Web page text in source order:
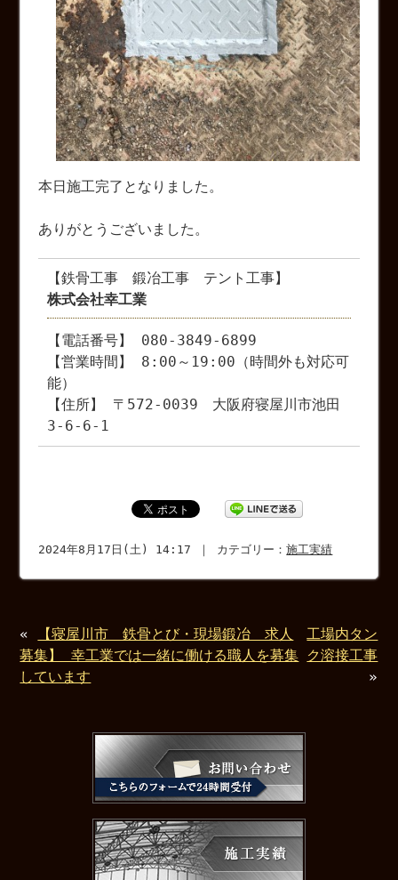
本日施工完了となりました。
ありがとうございました。
【鉄骨工事 鍛冶工事 テント工事】
株式会社幸工業
【電話番号】 080-3849-6899
【営業時間】 8:00～19:00（時間外も対応可
能）
【住所】 〒572-0039 大阪府寝屋川市池田
3-6-6-1
2024年8月17日(土) 14:17 ｜ カテゴリー：施工実績
«
【寝屋川市 鉄骨とび・現場鍛冶 求人
募集】 幸工業では一緒に働ける職人を募集
しています
工場内タン
ク溶接工事
»